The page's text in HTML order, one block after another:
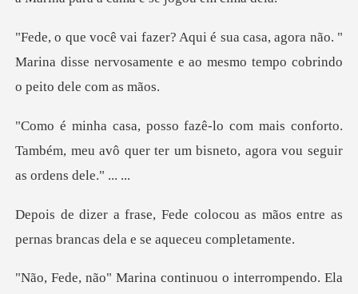
agora não. "
Marina disse nervosamente e ao
onforto.
Também, meu avô quer ter um bisneto
cou as mãos entre as
pernas branca
errompendo. Ela